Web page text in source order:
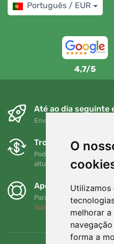
O
Utilizamos
melhorar
forma a
Português / EUR
4,7/5
Até ao dia seguinte
Envio gratuito para
Trocas e
Pode devolver ou trocar a
altura no prazo de 90 dias
Apoiamos a
Para cada encomenda
Sobre nós